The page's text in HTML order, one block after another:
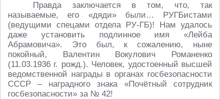
Правда заключается в том, что, так
называемые, его «дяди» были… РУГБистами
(ведущими спецами отдела РУ-ГБ)! Нам удалось
даже установить подлинное имя «Лейба
Абрамовича». Это был, к сожалению, ныне
покойный, Валентин Вокулович Романенко
(11.03.1936 г. рожд.). Человек, удостоенный высшей
ведомственной награды в органах госбезопасности
СССР – наградного знака «Почётный сотрудник
госбезопасности» за № 42!